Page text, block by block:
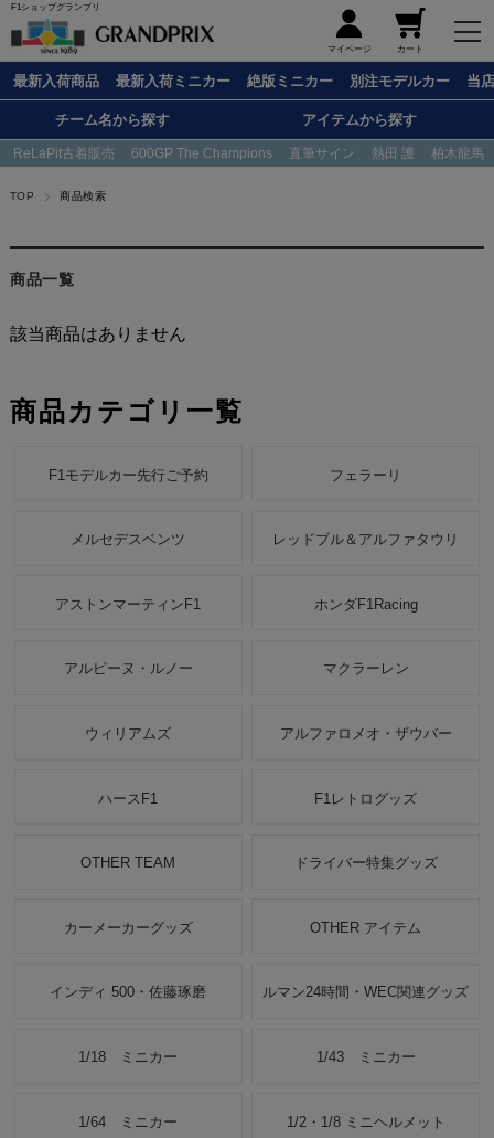
F1ショップグランプリ
マイページ カート
最新入荷商品 最新入荷ミニカー 絶版ミニカー 別注モデルカー 当
チーム名から探す アイテムから探す
ReLaPit古着販売 600GP The Champions 直筆サイン 熱田 護 柏木龍馬
TOP 商品検索
商品一覧
該当商品はありません
商品カテゴリ一覧
F1モデルカー先行ご予約 フェラーリ
メルセデスベンツ レッドブル＆アルファタウリ
アストンマーティンF1 ホンダF1Racing
アルピーヌ・ルノー マクラーレン
ウィリアムズ アルファロメオ・ザウバー
ハースF1 F1レトログッズ
OTHER TEAM ドライバー特集グッズ
カーメーカーグッズ OTHER アイテム
インディ 500・佐藤琢磨 ルマン24時間・WEC関連グッズ
1/18 ミニカー 1/43 ミニカー
1/64 ミニカー 1/2・1/8 ミニヘルメット